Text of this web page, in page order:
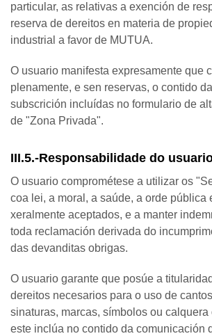
particular, as relativas a exención de
reserva de dereitos en materia de
industrial a favor de MUTUA.
O usuario manifesta expresamente que
plenamente, e sen reservas, o contido
subscrición incluídas no formulario de
de "Zona Privada".
III.5.-Responsabilidade do
O usuario comprométese a utilizar os
coa lei, a moral, a saúde, a orde pública
xeralmente aceptados, e a manter
toda reclamación derivada do
das devanditas obrigas.
O usuario garante que posúe a
dereitos necesarios para o uso de
sinaturas, marcas, símbolos ou
este inclúa no contido da comunicación